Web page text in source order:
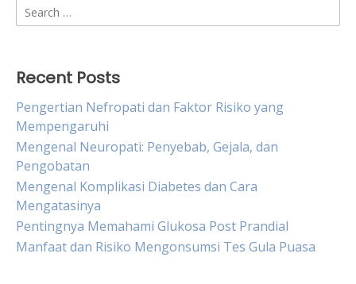
Search
for:
Recent Posts
Pengertian Nefropati dan Faktor Risiko yang
Mempengaruhi
Mengenal Neuropati: Penyebab, Gejala, dan
Pengobatan
Mengenal Komplikasi Diabetes dan Cara
Mengatasinya
Pentingnya Memahami Glukosa Post Prandial
Manfaat dan Risiko Mengonsumsi Tes Gula Puasa